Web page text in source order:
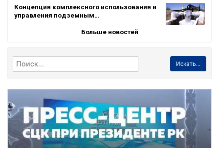
Концепция комплексного использования и
управления подземным…
Больше новостей
Искать...